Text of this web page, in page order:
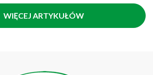
WIĘCEJ ARTYKUŁÓW